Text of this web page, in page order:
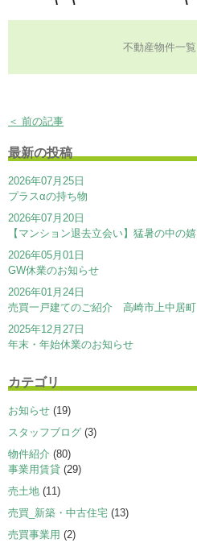
不動産物件一
＜ 前の記事
最新の投稿
2026年07月25日
プラスαの持ち物
2026年07月20日
【マンション退去立会い】猛暑の中の
2026年05月01日
GW休業のお知らせ
2026年01月24日
売買一戸建てのご紹介 高崎市上中居町
2025年12月27日
年末・年始休業のお知らせ
カテゴリ
お知らせ (19)
スタッフブログ (3)
物件紹介 (80)
事業用賃貸 (29)
売土地 (11)
売買_新築・中古住宅 (13)
売買事業用 (2)